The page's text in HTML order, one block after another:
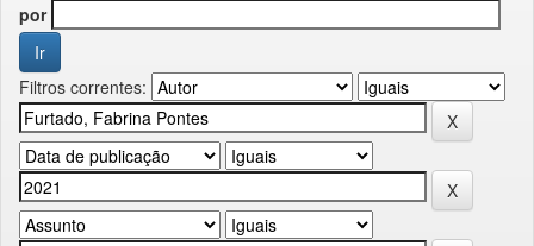
por
Filtros correntes: